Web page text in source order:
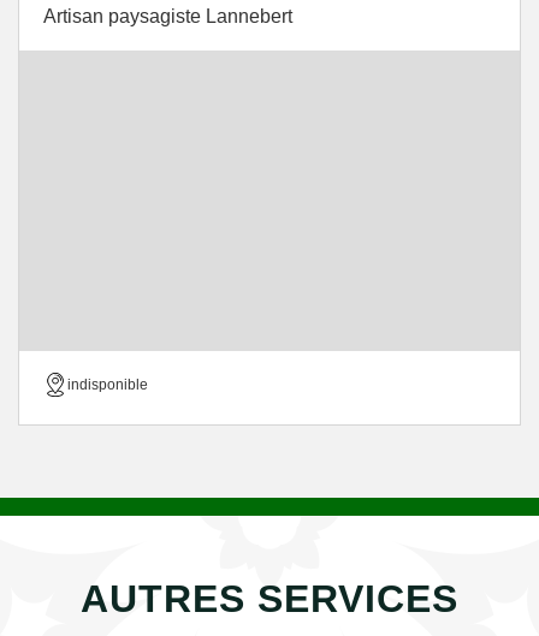
Artisan paysagiste Lannebert
indisponible
AUTRES SERVICES